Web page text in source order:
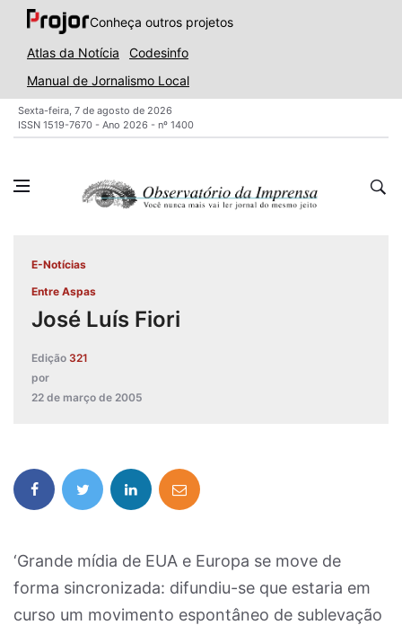
Conheça outros projetos
Atlas da Notícia
Codesinfo
Manual de Jornalismo Local
Sexta-feira, 7 de agosto de 2026
ISSN 1519-7670 - Ano 2026 - nº 1400
E-Notícias
Entre Aspas
José Luís Fiori
Edição 321
por
22 de março de 2005
‘Grande mídia de EUA e Europa se move de
forma sincronizada: difundiu-se que estaria em
curso um movimento espontâneo de sublevação